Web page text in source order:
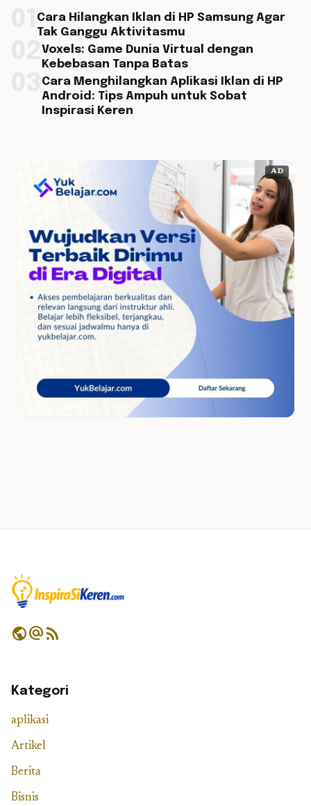
Cara Hilangkan Iklan di HP Samsung Agar
Tak Ganggu Aktivitasmu
Voxels: Game Dunia Virtual dengan
Kebebasan Tanpa Batas
Cara Menghilangkan Aplikasi Iklan di HP
Android: Tips Ampuh untuk Sobat
Inspirasi Keren
AD
publicalternate_emailrss_feed
Kategori
aplikasi
Artikel
Berita
Bisnis